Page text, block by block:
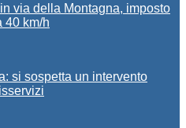
via della Montagna, imposto
40 km/h
si sospetta un intervento